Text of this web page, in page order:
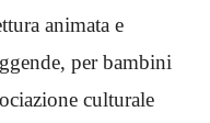
animata e
per bambini
culturale